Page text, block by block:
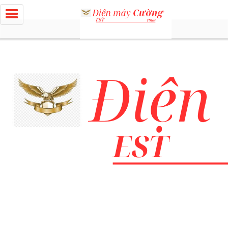
0934 969 959 -
Thái Tổ, Đà Nẵng & CS2: 80 Lý Thái Tổ, Đà Nẵng
Đăng nhập - Tài khoản & Đơn hàng